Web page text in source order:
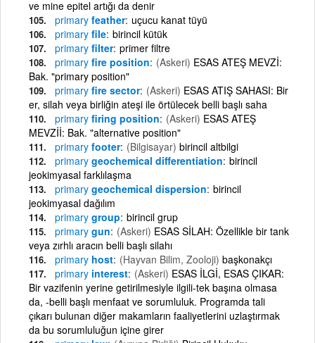
ve mine epitel artığı da denir
primary feather uçucu kanat tüyü
primary file birincil kütük
primary filter primer filtre
primary fire position (Askeri) ESAS ATEŞ MEVZİ:
Bak. "primary position"
primary fire sector (Askeri) ESAS ATIŞ SAHASI: Bir
er, silah veya birliğin ateşi ile örtülecek belli başlı saha
primary firing position (Askeri) ESAS ATEŞ
MEVZİİ: Bak. "alternative position"
primary footer (Bilgisayar) birincil altbilgi
primary geochemical differentiation birincil
jeokimyasal farklılaşma
primary geochemical dispersion birincil
jeokimyasal dağılım
primary group birincil grup
primary gun (Askeri) ESAS SİLAH: Özellikle bir tank
veya zırhlı aracın belli başlı silahı
primary host (Hayvan Bilim, Zooloji) başkonakçı
primary interest (Askeri) ESAS İLGİ, ESAS ÇIKAR:
Bir vazifenin yerine getirilmesiyle ilgili-tek başına olmasa
da, -belli başlı menfaat ve sorumluluk. Programda tali
çıkarı bulunan diğer makamların faaliyetlerini uzlaştırmak
da bu sorumluluğun içine girer